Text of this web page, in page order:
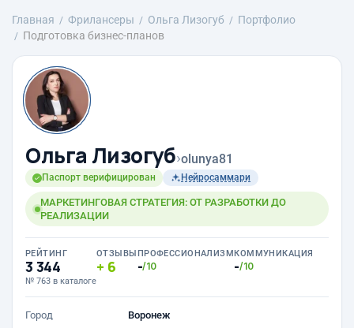
Главная Фрилансеры Ольга Лизогуб
Портфолио
Подготовка бизнес-планов
Ольга Лизогуб›olunya81
Паспорт верифицирован Нейросаммари
МАРКЕТИНГОВАЯ СТРАТЕГИЯ: ОТ РАЗРАБОТКИ ДО
РЕАЛИЗАЦИИ
РЕЙТИНГ
3 344
№ 763 в каталоге
ОТЗЫВЫ
6
ПРОФЕССИОНАЛИЗМ
-/10
КОММУНИКАЦИЯ
-/10
Город
Воронеж